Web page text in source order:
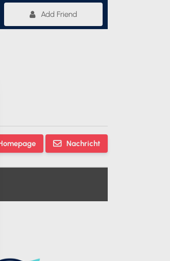
Add Friend
Nachricht